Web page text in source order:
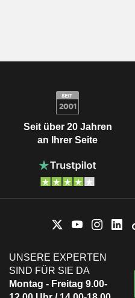
Seit über 20 Jahren
an Ihrer Seite
UNSERE EXPERTEN
SIND FÜR SIE DA
Montag - Freitag 9.00-